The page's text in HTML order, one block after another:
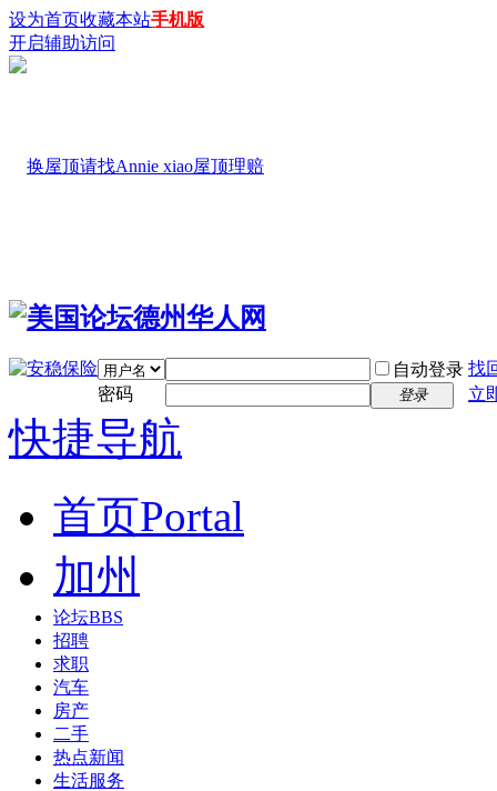
设为首页收藏本站手机版
开启辅助访问
自动登录 找
密码
登录 立
快捷导航
首页Portal
加州
论坛BBS
招聘
求职
汽车
房产
二手
热点新闻
生活服务